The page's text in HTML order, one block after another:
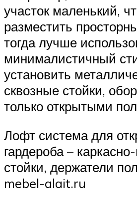
участок маленький,
разместить
тогда лучше
минималистичный
установить
сквозные стойки,
только открытыми
Лофт система для
гардероба –
стойки, держатели
mebel-alait.ru